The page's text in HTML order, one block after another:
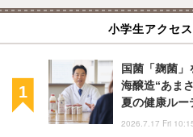
小学生アクセ
国菌「麹菌
海醸造“あま
夏の健康ルー
2026.7.17 Fri